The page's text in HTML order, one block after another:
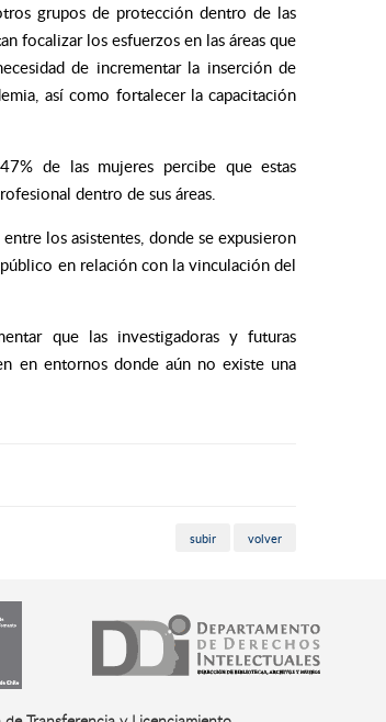
grupos de protección dentro de las
focalizar los esfuerzos en las áreas que
de incrementar la inserción de
así como fortalecer la capacitación
de las mujeres percibe que estas
dentro de sus áreas.
los asistentes, donde se expusieron
en relación con la vinculación del
que las investigadoras y futuras
en entornos donde aún no existe una
subir volver